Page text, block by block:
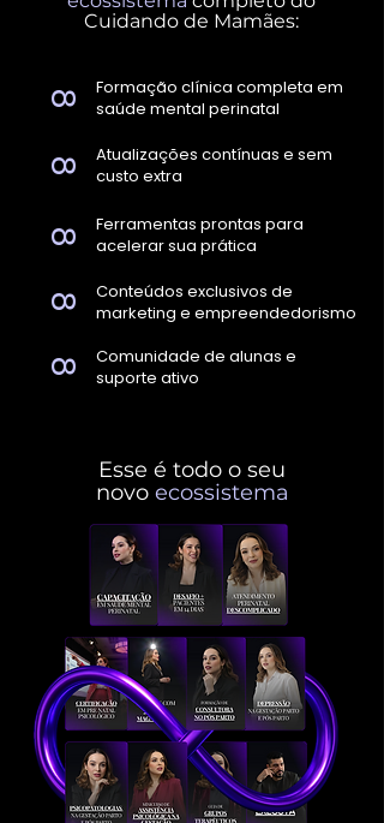
Cuidando de Mamães:
Formação clínica completa em
saúde mental perinatal
Atualizações contínuas e sem
custo extra
Ferramentas prontas para
acelerar sua prática
8
8
8
8
Conteúdos exclusivos de
marketing e empreendedorismo
Comunidade de alunas e
suporte ativo
Esse é todo o seu
novo ecossistema
8